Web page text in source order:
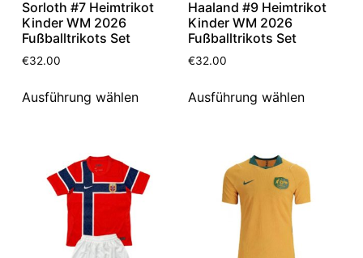
Sorloth #7 Heimtrikot
Kinder WM 2026
Fußballtrikots Set
€32.00
Ausführung wählen
Haaland #9 Heimtrikot
Kinder WM 2026
Fußballtrikots Set
€32.00
Ausführung wählen